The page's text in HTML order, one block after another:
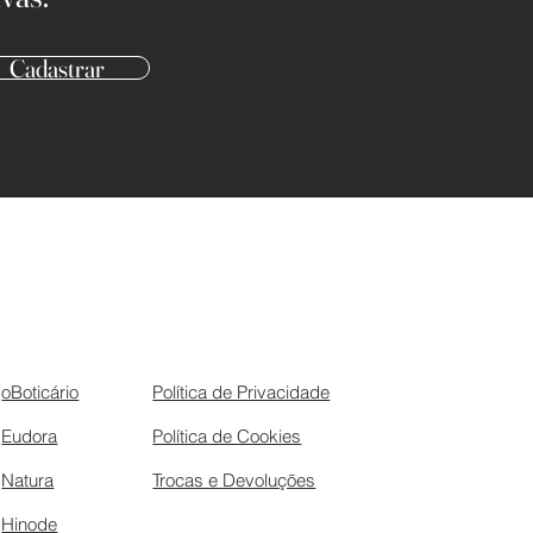
Cadastrar
oBoticário
Eudora
Natura
Hinode
Política de Privacidade
Política de Cookies
Trocas e Devoluções